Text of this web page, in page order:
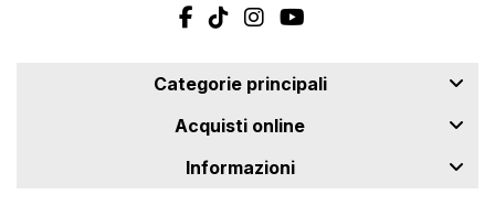
Categorie principali
Acquisti online
Informazioni